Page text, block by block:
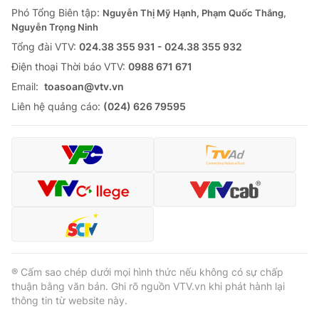
Phó Tổng Biên tập: Nguyễn Thị Mỹ Hạnh, Phạm Quốc Thắng,
Nguyễn Trọng Ninh
Tổng đài VTV: 024.38 355 931 - 024.38 355 932
Ðiện thoại Thời báo VTV: 0988 671 671
Email: toasoan@vtv.vn
Liên hệ quảng cáo: (024) 626 79595
® Cấm sao chép dưới mọi hình thức nếu không có sự chấp
thuận bằng văn bản. Ghi rõ nguồn VTV.vn khi phát hành lại
thông tin từ website này.